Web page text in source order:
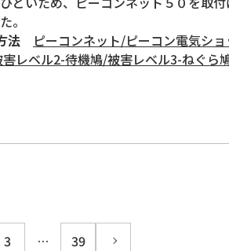
。
法 ピーコンネット/ピーコン電気ショ
レベル2-待機鳩/被害レベル3-ねぐら
3 … 39